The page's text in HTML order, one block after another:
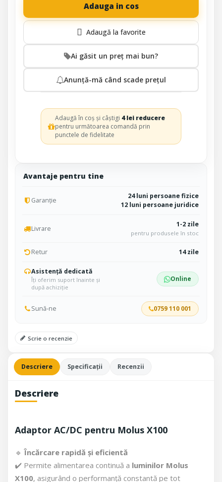
Avantaje pentru tine
Garanție
24 luni persoane fizice
12 luni persoane juridice
Livrare 1-2 zile
pentru produsele în stoc
Retur 14 zile
Asistență dedicată
Îți oferim suport înainte și
după achiziție
Online
Sună-ne 0759 110 001
Scrie o recenzie
Adauga in cos
Ai găsit un preț mai bun?
Anunță-mă când scade prețul
Adaugă în coș și câștigi 4 lei reducere
pentru următoarea comandă prin
punctele de fidelitate
Descriere Specificații Recenzii
Descriere
Adaptor AC/DC pentru Molus X100
🔹Încărcare rapidă și eficientă
✔️ Permite alimentarea continuă a luminilor Molus
X100, asigurând o performanță constantă pe tot